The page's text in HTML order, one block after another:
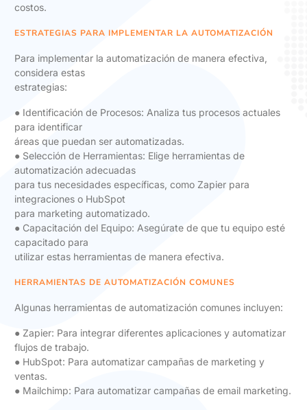
costos.
ESTRATEGIAS PARA IMPLEMENTAR LA AUTOMATIZACIÓN
Para implementar la automatización de manera efectiva,
considera estas
estrategias:
● Identificación de Procesos: Analiza tus procesos actuales
para identificar
áreas que puedan ser automatizadas.
● Selección de Herramientas: Elige herramientas de
automatización adecuadas
para tus necesidades específicas, como Zapier para
integraciones o HubSpot
para marketing automatizado.
● Capacitación del Equipo: Asegúrate de que tu equipo esté
capacitado para
utilizar estas herramientas de manera efectiva.
HERRAMIENTAS DE AUTOMATIZACIÓN COMUNES
Algunas herramientas de automatización comunes incluyen:
● Zapier: Para integrar diferentes aplicaciones y automatizar
flujos de trabajo.
● HubSpot: Para automatizar campañas de marketing y
ventas.
● Mailchimp: Para automatizar campañas de email marketing.